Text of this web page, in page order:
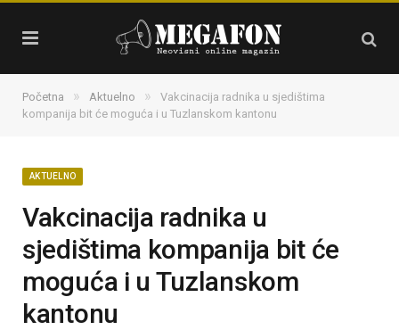
Početna » Aktuelno »
Vakcinacija radnika u sjedištima
kompanija bit će moguća i u Tuzlanskom kantonu
AKTUELNO
Vakcinacija radnika u
sjedištima kompanija bit će
moguća i u Tuzlanskom
kantonu